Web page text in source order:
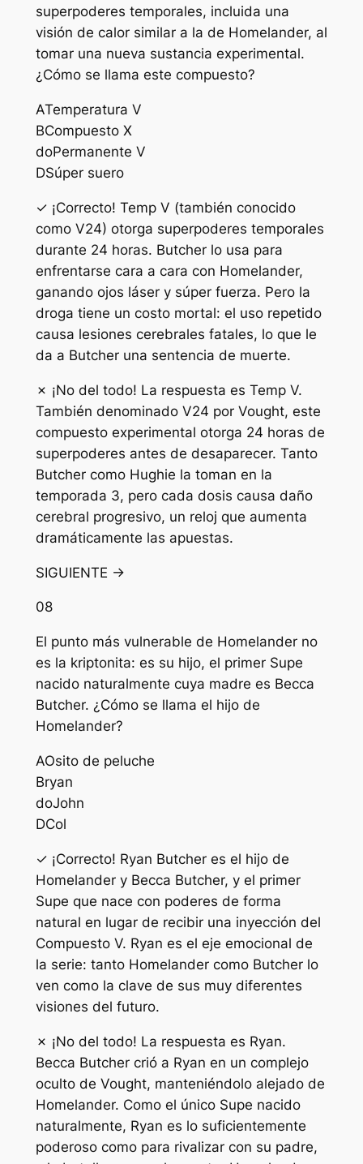
superpoderes temporales, incluida una
visión de calor similar a la de Homelander, al
tomar una nueva sustancia experimental.
¿Cómo se llama este compuesto?
ATemperatura V
BCompuesto X
doPermanente V
DSúper suero
✓ ¡Correcto! Temp V (también conocido
como V24) otorga superpoderes temporales
durante 24 horas. Butcher lo usa para
enfrentarse cara a cara con Homelander,
ganando ojos láser y súper fuerza. Pero la
droga tiene un costo mortal: el uso repetido
causa lesiones cerebrales fatales, lo que le
da a Butcher una sentencia de muerte.
✗ ¡No del todo! La respuesta es Temp V.
También denominado V24 por Vought, este
compuesto experimental otorga 24 horas de
superpoderes antes de desaparecer. Tanto
Butcher como Hughie la toman en la
temporada 3, pero cada dosis causa daño
cerebral progresivo, un reloj que aumenta
dramáticamente las apuestas.
SIGUIENTE →
08
El punto más vulnerable de Homelander no
es la kriptonita: es su hijo, el primer Supe
nacido naturalmente cuya madre es Becca
Butcher. ¿Cómo se llama el hijo de
Homelander?
AOsito de peluche
Bryan
doJohn
DCol
✓ ¡Correcto! Ryan Butcher es el hijo de
Homelander y Becca Butcher, y el primer
Supe que nace con poderes de forma
natural en lugar de recibir una inyección del
Compuesto V. Ryan es el eje emocional de
la serie: tanto Homelander como Butcher lo
ven como la clave de sus muy diferentes
visiones del futuro.
✗ ¡No del todo! La respuesta es Ryan.
Becca Butcher crió a Ryan en un complejo
oculto de Vought, manteniéndolo alejado de
Homelander. Como el único Supe nacido
naturalmente, Ryan es lo suficientemente
poderoso como para rivalizar con su padre,